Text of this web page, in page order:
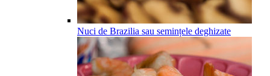
Nuci de Brazilia sau semințele deghizate